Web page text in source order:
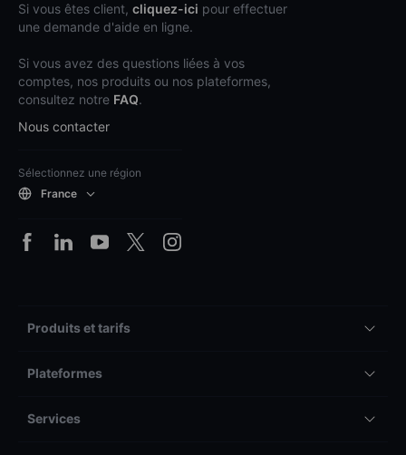
Si vous êtes client, cliquez-ici pour effectuer
une demande d'aide en ligne.
Si vous avez des questions liées à vos
comptes, nos produits ou nos plateformes,
consultez notre FAQ.
Nous contacter
Sélectionnez une région
France
Produits et tarifs
Plateformes
Services